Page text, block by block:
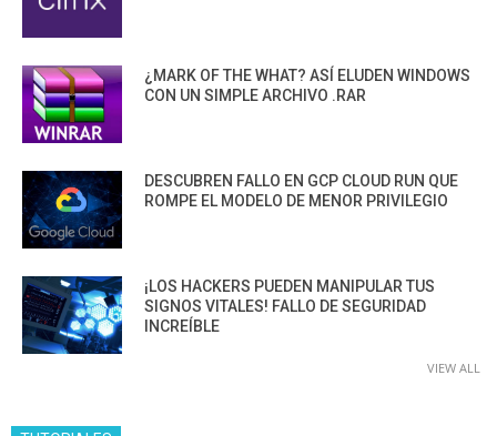
¿MARK OF THE WHAT? ASÍ ELUDEN WINDOWS
CON UN SIMPLE ARCHIVO .RAR
DESCUBREN FALLO EN GCP CLOUD RUN QUE
ROMPE EL MODELO DE MENOR PRIVILEGIO
¡LOS HACKERS PUEDEN MANIPULAR TUS
SIGNOS VITALES! FALLO DE SEGURIDAD
INCREÍBLE
VIEW ALL